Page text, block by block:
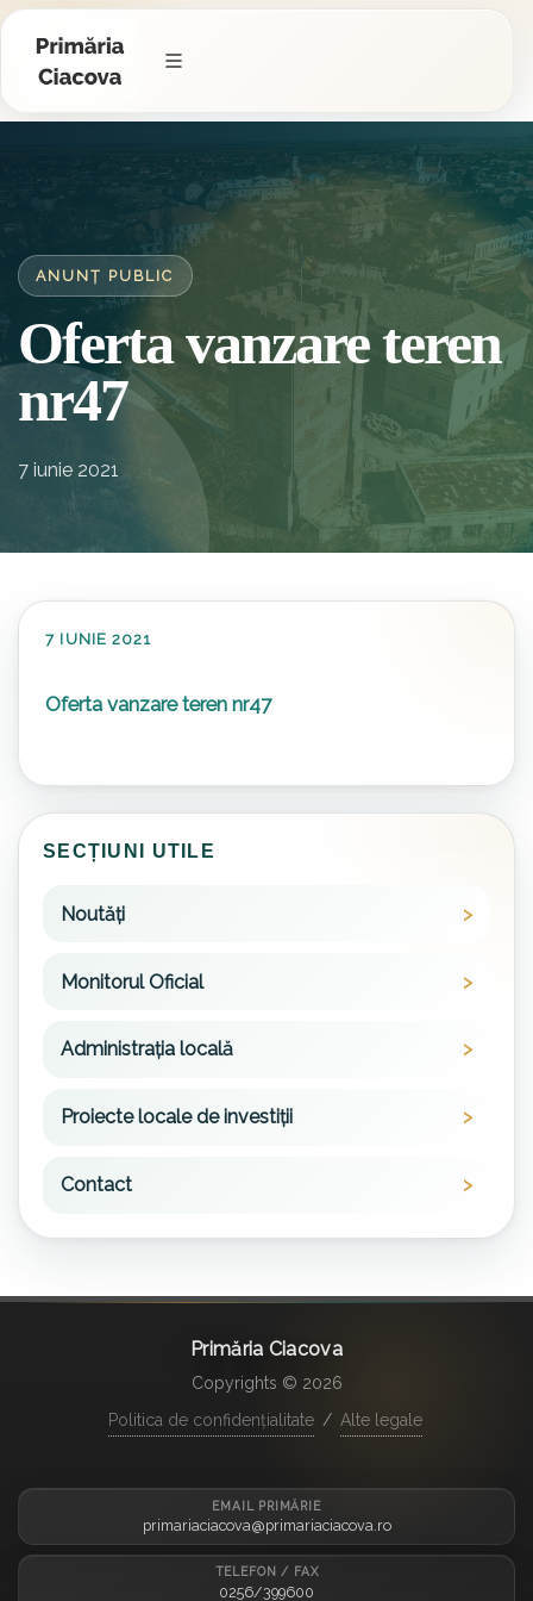
ANUNȚ PUBLIC
Oferta vanzare teren
nr47
7 iunie 2021
7 IUNIE 2021
Oferta vanzare teren nr47
SECȚIUNI UTILE
Noutăți
Monitorul Oficial
Administrația locală
Proiecte locale de investiții
Contact
Primăria Ciacova
Copyrights © 2026
Politica de confidențialitate / Alte legale
EMAIL PRIMĂRIE
primariaciacova@primariaciacova.ro
TELEFON / FAX
0256/399600